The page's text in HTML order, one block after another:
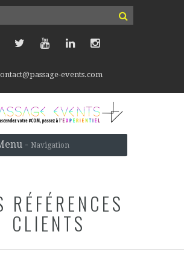
events.com
- Navigation
RÉFÉRENCES
CLIENTS